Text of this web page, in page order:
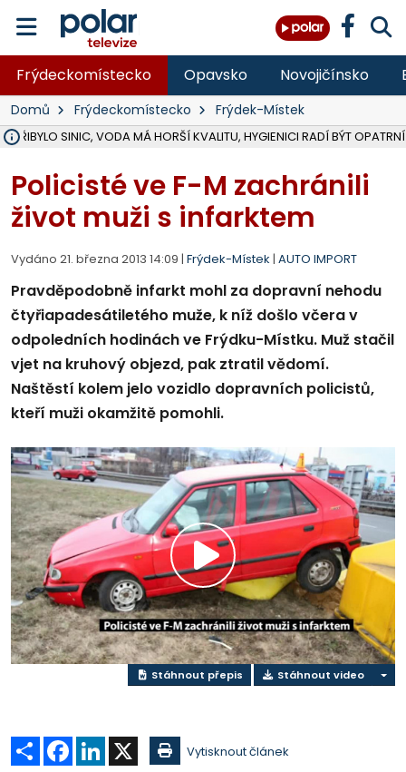
Frýdeckomístecko Opavsko Novojičínsko
Domů Frýdeckomístecko Frýdek-Místek
PŘIBYLO SINIC, VODA MÁ HORŠÍ KVALITU, HYGIENICI RADÍ BÝT OPATRNÍ
Policisté ve F-M zachránili
život muži s infarktem
Vydáno 21. března 2013 14:09 | Frýdek-Místek | AUTO IMPORT
Pravděpodobně infarkt mohl za dopravní nehodu
čtyřiapadesátiletého muže, k níž došlo včera v
odpoledních hodinách ve Frýdku-Místku. Muž stačil
vjet na kruhový objezd, pak ztratil vědomí.
Naštěstí kolem jelo vozidlo dopravních policistů,
kteří muži okamžitě pomohli.
Přehrát
video
Stáhnout přepis Stáhnout video
Sdílet Facebook
LinkedIn Vytisknout článek